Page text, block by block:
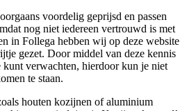
voordelig geprijsd en passen
nog niet iedereen vertrouwd is met
in Follega hebben wij op deze website
gezet. Door middel van deze kennis
verwachten, hierdoor kun je niet
te staan.
houten kozijnen of aluminium